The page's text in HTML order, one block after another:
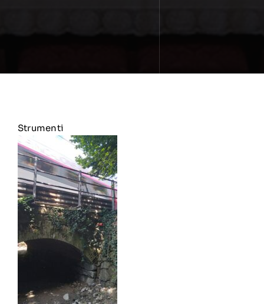
Strumenti